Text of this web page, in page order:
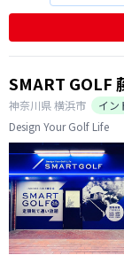
SMART GOLF
神奈川県横浜市
イン
Design Your Golf Life